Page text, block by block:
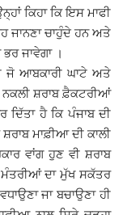
ਕਿਹਾ ਕਿ ਇਸ ਮਾਫੀ
ਜਾਨਣਾ ਚਾਹੁੰਦੇ ਹਨ ਅਤੇ
ਜਾਵੇਗਾ ।
ਜੋ ਆਬਕਾਰੀ ਘਾਟੇ ਅਤੇ
ਸ਼ਰਾਬ ਫ਼ੈਕਟਰੀਆਂ
ਹੈ ਕਿ ਪੰਜਾਬ ਦੀ
ਮਾਫ਼ੀਆ ਦੀ ਕਾਲੀ
ਵਾਂਗ ਹੁਣ ਵੀ ਸ਼ਰਾਬ
ਮੰਤਰੀਆਂ ਦਾ ਮੁੱਖ ਸਕੱਤਰ
ਜਾ ਬਚਾਉਣਾ ਹੀ